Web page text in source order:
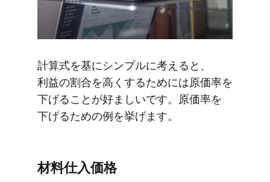
計算式を​基に​シンプルに​考えると、​
利益の​割合を​高く​する​ためには​原価率を​
下げる​ことが​好ましいです。​原価率を​
下げる​ための​例を​挙げます。
材料仕入価格